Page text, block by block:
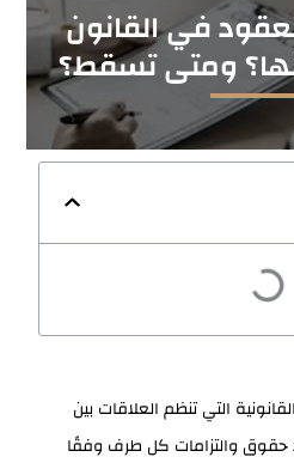
في القانون
ومتى تسقط؟
التي تنظم العلاقات بين
حقوق والتزامات كل طرف وفقًا